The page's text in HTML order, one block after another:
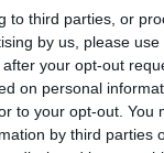
to third parties, or
by us, please
your opt-out
on personal
to your opt-out. You
by third parties
în diverse locaţii
specifică
Despre cum e să
NOSFE